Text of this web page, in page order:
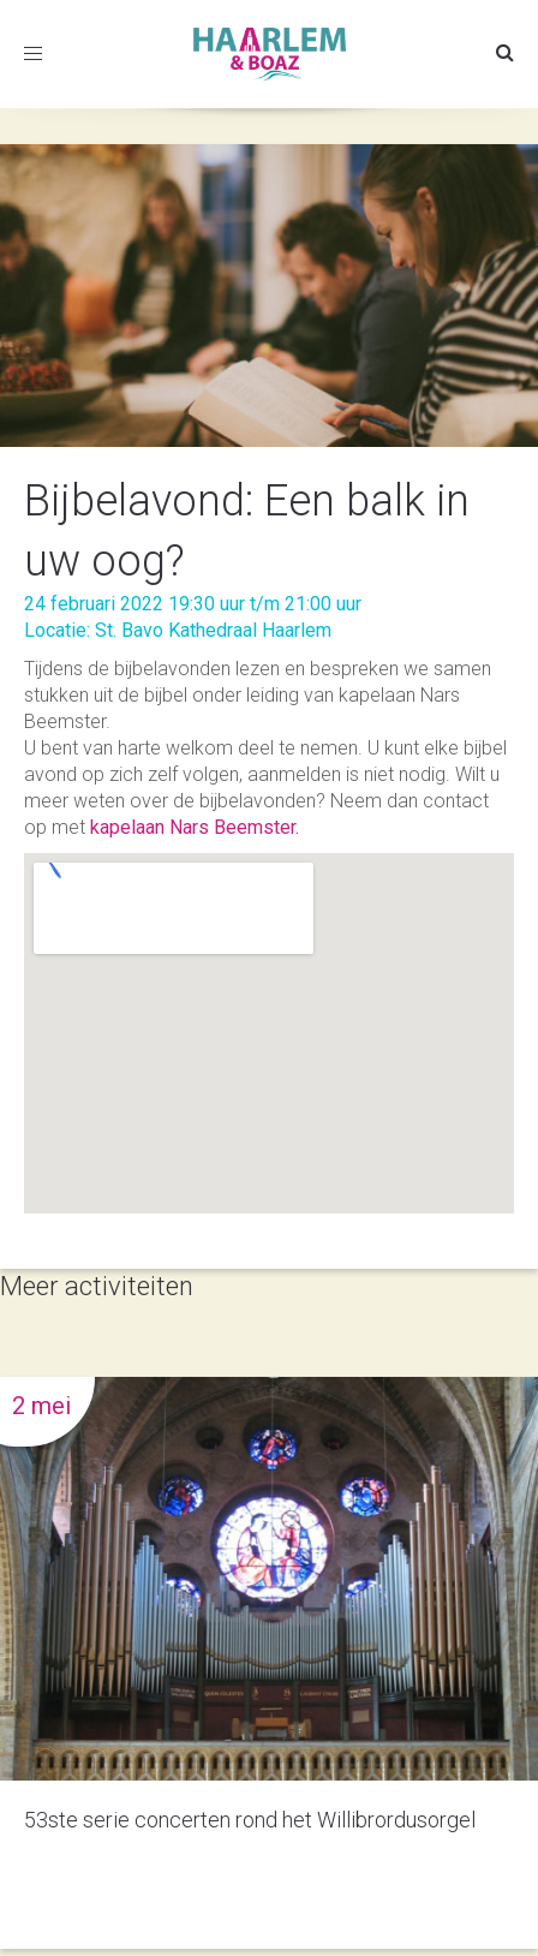
Toggle
Bijbelavond: Een balk in
uw oog?
24 februari 2022 19:30 uur t/m 21:00 uur
Locatie: St. Bavo Kathedraal Haarlem
Tijdens de bijbelavonden lezen en bespreken we samen
stukken uit de bijbel onder leiding van kapelaan Nars
Beemster.
U bent van harte welkom deel te nemen. U kunt elke bijbel
avond op zich zelf volgen, aanmelden is niet nodig. Wilt u
meer weten over de bijbelavonden? Neem dan contact
op met kapelaan Nars Beemster.
Meer activiteiten
53ste serie concerten rond het Willibrordusorgel
2 mei